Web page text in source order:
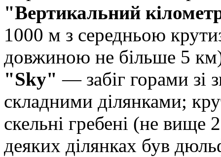
"Вертикальний
1000 м з середньою
довжиною не більше 5
"Sky"— забіг горами зі
складними ділянками;
скельні гребені (не вище
деяких ділянках був